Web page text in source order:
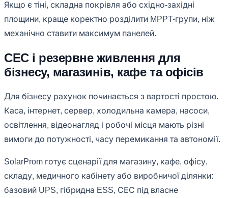
Якщо є тіні, складна покрівля або східно-західні
площини, краще коректно розділити MPPT-групи, ніж
механічно ставити максимум панелей.
СЕС і резервне живлення для
бізнесу, магазинів, кафе та офісів
Для бізнесу рахунок починається з вартості простою.
Каса, інтернет, сервер, холодильна камера, насоси,
освітлення, відеонагляд і робочі місця мають різні
вимоги до потужності, часу перемикання та автономії.
SolarProm готує сценарії для магазину, кафе, офісу,
складу, медичного кабінету або виробничої ділянки:
базовий UPS, гібридна ESS, СЕС під власне